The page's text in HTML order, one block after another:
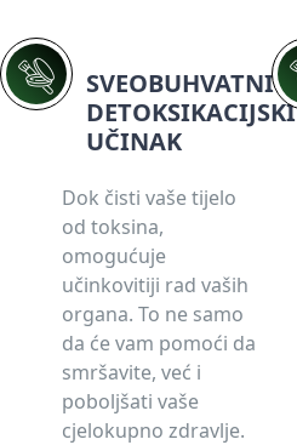
SVEOBUHVATNI
DETOKSIKACIJSKI
UČINAK
Dok čisti vaše tijelo
od toksina,
omogućuje
učinkovitiji rad vaših
organa. To ne samo
da će vam pomoći da
smršavite, već i
poboljšati vaše
cjelokupno zdravlje.